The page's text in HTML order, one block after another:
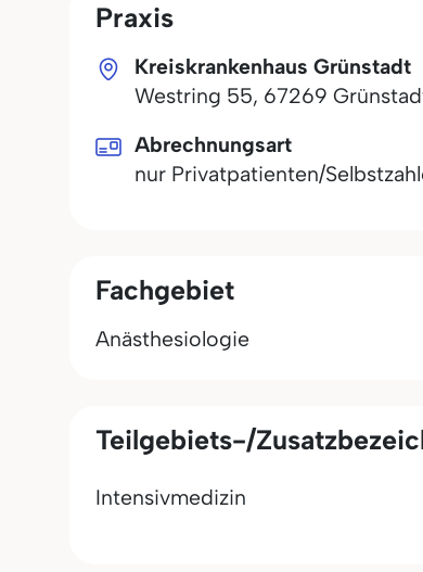
Praxis
Kreiskrankenhaus Grünstadt
Westring 55, 67269
Abrechnungsart
nur Privatpatienten/
Fachgebiet
Anästhesiologie
Teilgebiets-/
Intensivmedizin